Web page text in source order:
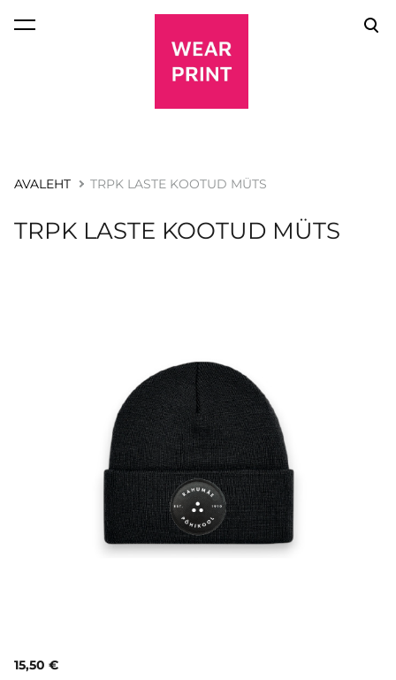
lisati ostukorvi.
AVALEHT TRPK LASTE KOOTUD MÜTS
TRPK LASTE KOOTUD MÜTS
15,50 €